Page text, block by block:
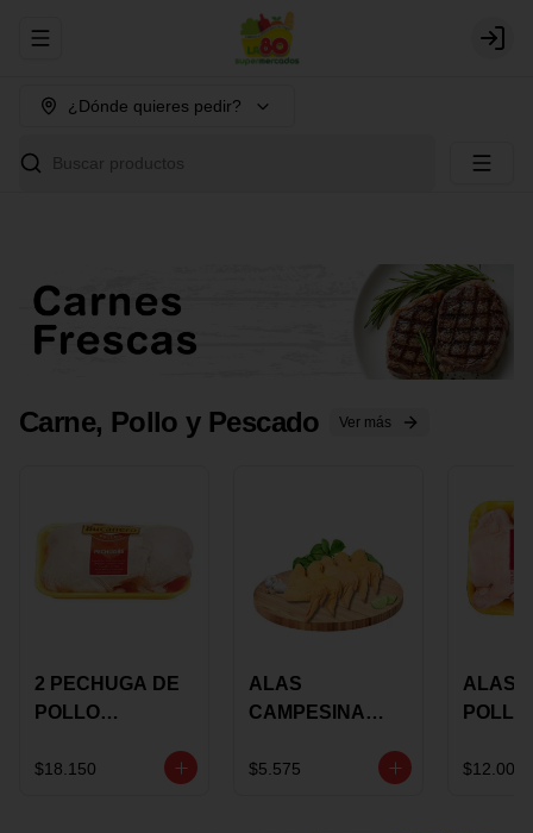
Abrir menu de navegación Login
¿Dónde quieres pedir?
Buscar productos
Carne, Pollo y Pescado Ver más
2 PECHUGA DE
POLLO
MARINADA X
$18.150
ALAS
CAMPESINA
COSTILLAR A
$5.575
ALAS
POLLO
$12.000